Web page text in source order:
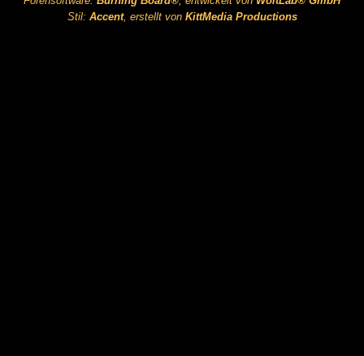
Stil: Accent, erstellt von KittMedia Productions